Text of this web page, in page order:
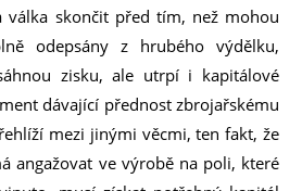
válka skončit před tím, než mohou
odepsány z hrubého výdělku,
zisku, ale utrpí i kapitálové
dávající přednost zbrojařskému
mezi jinými věcmi, ten fakt, že
angažovat ve výrobě na poli, které